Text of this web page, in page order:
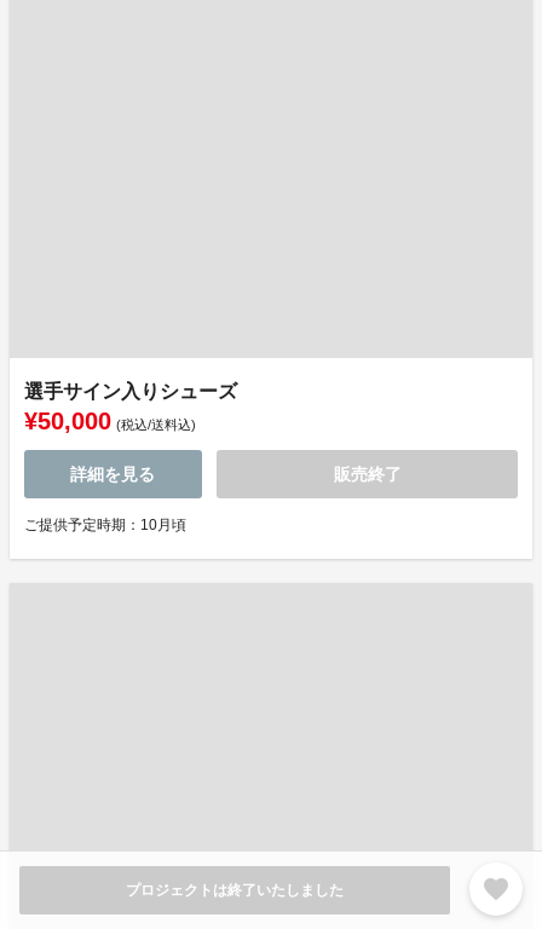
プロジェクトは終了いたしました favorite
選手サイン入りシューズ
¥50,000 (税込/送料込)
詳細を見る 販売終了
ご提供予定時期：10月頃